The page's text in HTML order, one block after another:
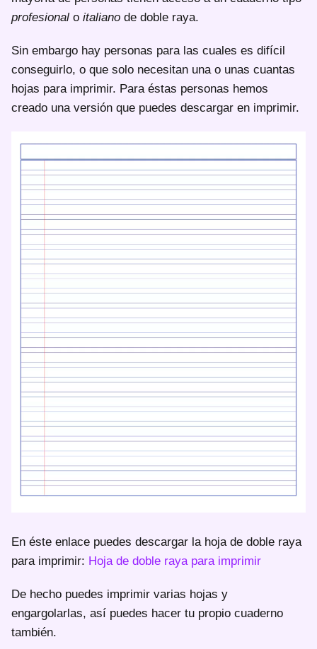
profesional o italiano de doble raya.
Sin embargo hay personas para las cuales es difícil
conseguirlo, o que solo necesitan una o unas cuantas
hojas para imprimir. Para éstas personas hemos
creado una versión que puedes descargar en imprimir.
En éste enlace puedes descargar la hoja de doble raya
para imprimir: Hoja de doble raya para imprimir
De hecho puedes imprimir varias hojas y
engargolarlas, así puedes hacer tu propio cuaderno
también.